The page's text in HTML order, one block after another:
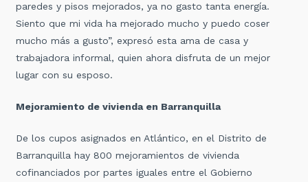
paredes y pisos mejorados, ya no gasto tanta energía.
Siento que mi vida ha mejorado mucho y puedo coser
mucho más a gusto”, expresó esta ama de casa y
trabajadora informal, quien ahora disfruta de un mejor
lugar con su esposo.
Mejoramiento de vivienda en Barranquilla
De los cupos asignados en Atlántico, en el Distrito de
Barranquilla hay 800 mejoramientos de vivienda
cofinanciados por partes iguales entre el Gobierno